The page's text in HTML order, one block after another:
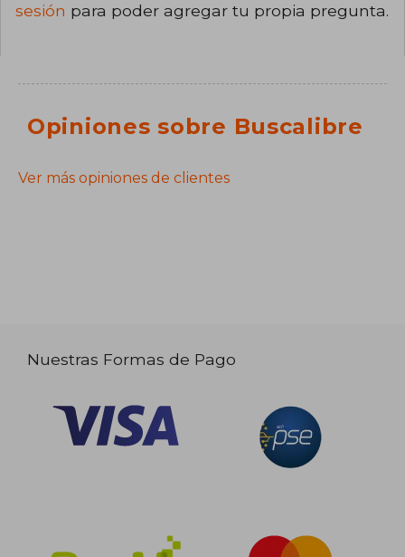
sesión para poder agregar tu propia pregunta.
Opiniones sobre Buscalibre
Ver más opiniones de clientes
Nuestras Formas de Pago